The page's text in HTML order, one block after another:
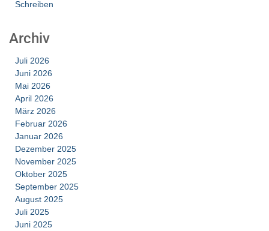
Schreiben
Archiv
Juli 2026
Juni 2026
Mai 2026
April 2026
März 2026
Februar 2026
Januar 2026
Dezember 2025
November 2025
Oktober 2025
September 2025
August 2025
Juli 2025
Juni 2025